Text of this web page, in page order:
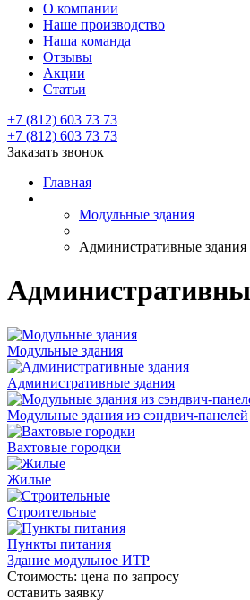
О компании
Наше производство
Наша команда
Отзывы
Акции
Статьи
+7 (812) 603 73 73
+7 (812) 603 73 73
Заказать звонок
Главная
Модульные здания
Административные здания
Модульные здания
Административные здания
Модульные здания из сэндвич-панелей
Вахтовые городки
Жилые
Строительные
Пункты питания
Здание модульное ИТР
Стоимость: цена по запросу
оставить заявку